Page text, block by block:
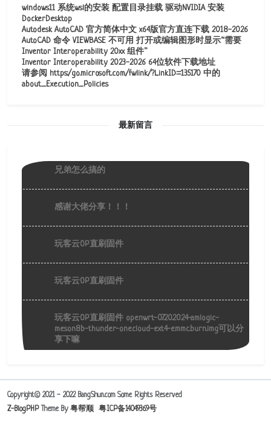
windows11 系统wsl的安装 配置目录挂载 驱动NVIDIA 安装
DockerDesktop
Autodesk AutoCAD 官方简体中文 x64版官方直连下载 2018-2026
AutoCAD 命令 VIEWBASE 不可用 打开或编辑图形时显示“需要
Inventor Interoperability 20xx 组件”
Inventor Interoperability 2023-2026 64位软件下载地址
请参阅 https:/go.microsoft.com/fwlink/?LinkID=135170 中的
about_Execution_Policies
最新留言
兄弟怎么搞的
感谢大佬分享！！！
玩客云OP直刷固件
玩客云OP直刷固件
玩客云OP直刷固件 openwrt-07.20.2024-amlogic-
meson8b-thunder-onecloud-ext4-emmc.burn.img可以分
享下嘛
Copyright© 2021 - 2022 BangShun.com Some Rights Reserved
Z-BlogPHPTheme By 粤帮顺 粤ICP备14049369号